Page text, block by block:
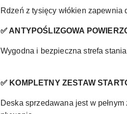
Rdzeń z tysięcy włókien
✅ ANTYPOŚLIZGOWA
Wygodna i bezpieczna strefa
✅ KOMPLETNY ZESTAW
Deska sprzedawana jest w